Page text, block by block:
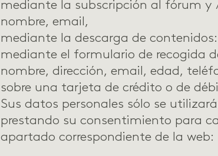
mediante la subscripción al fórum y
nombre, email,
mediante la descarga de contenidos
mediante el formulario de recogida
nombre, dirección, email, edad,
sobre una tarjeta de crédito o de
Sus datos personales sólo se
prestando su consentimiento para
apartado correspondiente de la web: